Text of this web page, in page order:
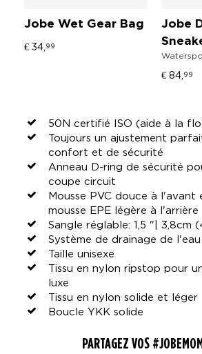
Jobe Wet Gear Bag
€ 34, 99
Jobe
€ 84, 99
50N certifié ISO (aide à la
Toujours un ajustement
confort et de sécurité
Anneau D-ring de sécurité
coupe circuit
Mousse PVC douce à l'avant
mousse EPE légère à l'arrière
Sangle réglable: 1,5 "| 3,8cm
Système de drainage de l'eau
Taille unisexe
Tissu en nylon ripstop pour
luxe
Tissu en nylon solide et léger
Boucle YKK solide
PARTAGEZ VOS